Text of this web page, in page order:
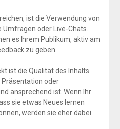
ist die Verwendung von
oder Live-Chats.
es Ihrem Publikum, aktiv am
zu geben.
ist die Qualität des Inhalts.
Präsentation oder
ansprechend ist. Wenn Ihr
sie etwas Neues lernen
werden sie eher dabei